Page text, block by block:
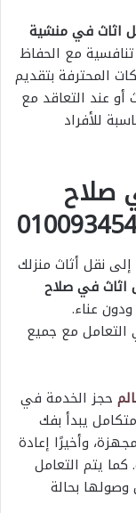
اثاث في منشية
مع الحفاظ
المحترفة بتقديم
عند التعاقد مع
للأفراد
صلاح
نقل أثاث منزلك
اثاث في صلاح
عناء.
التعامل مع جميع
حجز الخدمة في
يبدأ بفك
وأخيرًا إعادة
كما يتم التعامل
وصولها بحالة